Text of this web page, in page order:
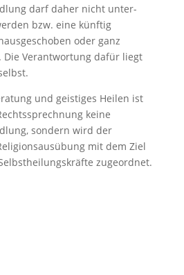
darf daher nicht unter-
bzw. eine künftig
oder ganz
Die Verantwortung dafür liegt
und geistiges Heilen ist
keine
sondern wird der
mit dem Ziel
zugeordnet.